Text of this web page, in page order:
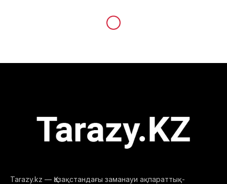
баллон жарылды